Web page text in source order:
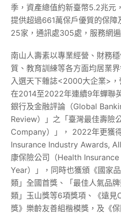
季，資產總值約新臺幣5.2兆元
提供超過661萬保戶優質的保障
25家，通訊處305處，服務網遍
南山人壽素以專業經營、財務
質、教育訓練等各方面均居業
入選天下雜誌<2000大企業>，
在2014至2022年連續9年蟬聯
銀行及金融評論（Global
Review）」之「臺灣最佳壽險
Company）」， 2022年更獲
Insurance Industry Awards,
康保險公司（Health
Year）」，同時也獲頒《國家
類」全國首獎、「最佳人氣品
類」玉山獎等6項獎項、《遠見
獎》樂齡友善組楷模獎，及《